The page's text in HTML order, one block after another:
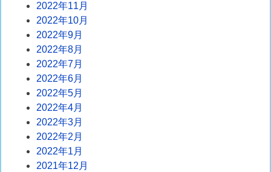
2022年11月
2022年10月
2022年9月
2022年8月
2022年7月
2022年6月
2022年5月
2022年4月
2022年3月
2022年2月
2022年1月
2021年12月